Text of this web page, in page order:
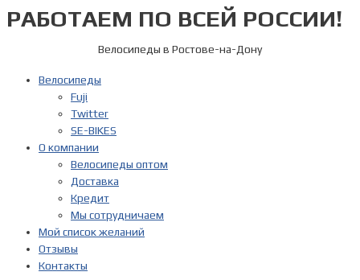
Перейти
кРАБОТАЕМ ПО ВСЕЙ РОССИИ!
Велосипеды в Ростове-на-Дону
Велосипеды
Fuji
Twitter
SE-BIKES
О компании
Велосипеды оптом
Доставка
Кредит
Мы сотрудничаем
Мой список желаний
Отзывы
Контакты